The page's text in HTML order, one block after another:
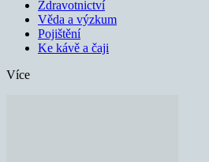
Zdravotnictví
Věda a výzkum
Pojištění
Ke kávě a čaji
Více